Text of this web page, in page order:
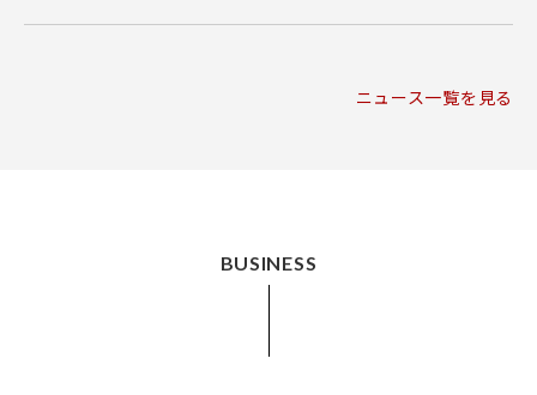
ニュース一覧を見る
BUSINESS